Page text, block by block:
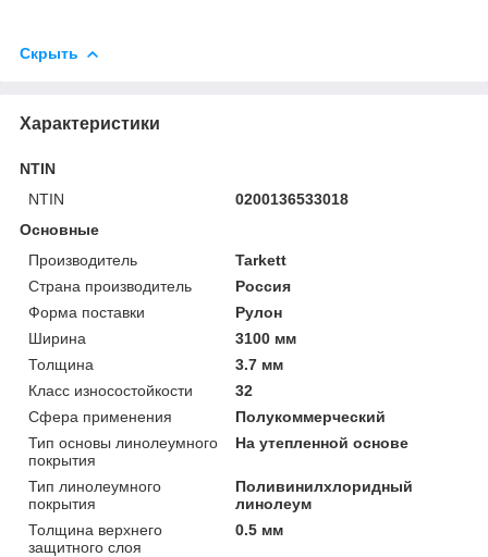
Скрыть
Характеристики
NTIN
NTIN
0200136533018
Основные
Производитель
Tarkett
Страна производитель
Россия
Форма поставки
Рулон
Ширина
3100 мм
Толщина
3.7 мм
Класс износостойкости
32
Сфера применения
Полукоммерческий
Тип основы линолеумного
покрытия
На утепленной основе
Тип линолеумного
покрытия
Поливинилхлоридный
линолеум
Толщина верхнего
защитного слоя
0.5 мм